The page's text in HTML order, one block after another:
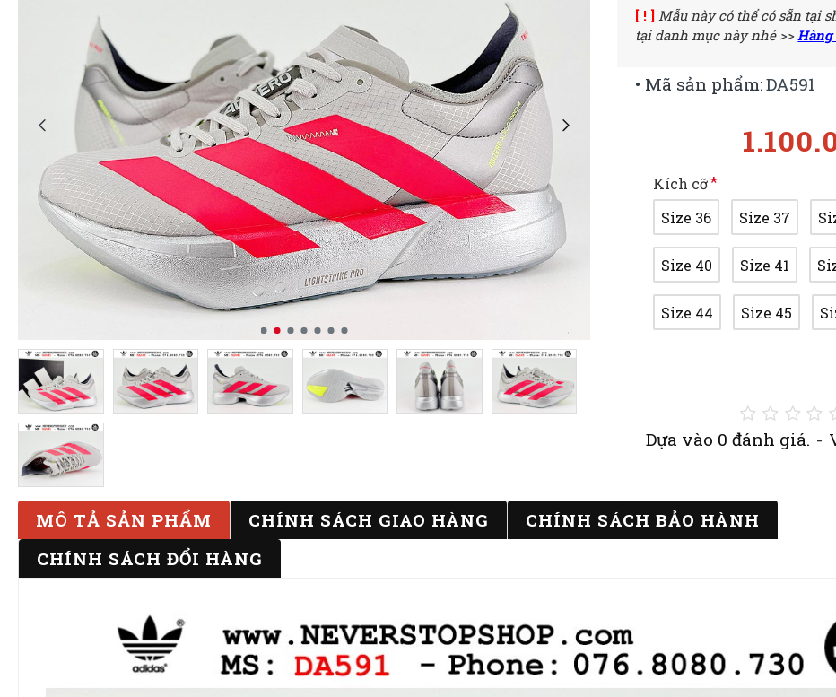
Dựa vào 0 đánh giá. -
• Mã sản phẩm:DA591
Kích cỡ
Size 36
Size 37
Size 40 Size 41
Size 44 Size 45
[ ! ] Mẫu này có thể có sẵn tại
tại danh mục này nhé >>Hàng
MÔ TẢ SẢN PHẨM CHÍNH SÁCH GIAO HÀNG
CHÍNH SÁCH BẢO HÀNH
CHÍNH SÁCH ĐỔI HÀNG